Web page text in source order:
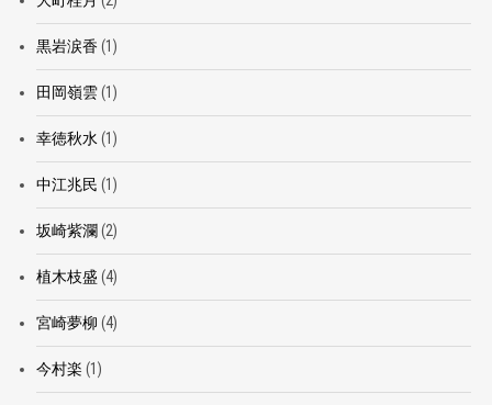
黒岩涙香(1)
田岡嶺雲(1)
幸徳秋水 (1)
中江兆民 (1)
坂崎紫瀾 (2)
植木枝盛 (4)
宮崎夢柳 (4)
今村楽 (1)